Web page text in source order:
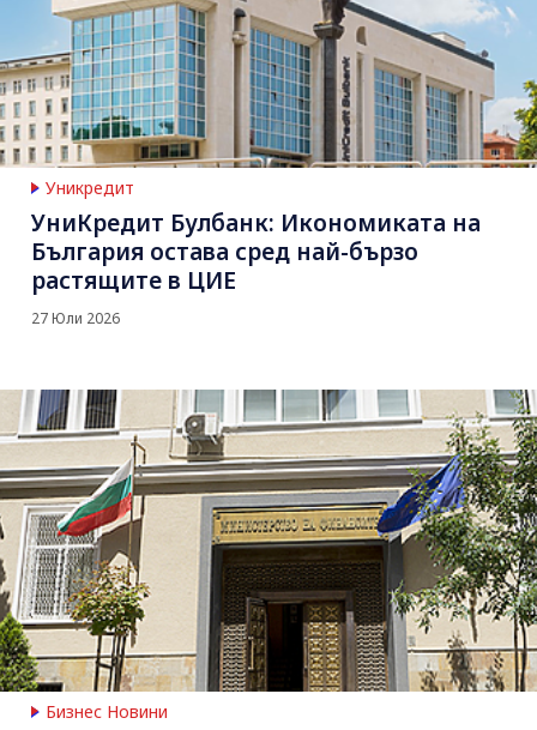
Уникредит
УниКредит Булбанк: Икономиката на
България остава сред най-бързо
растящите в ЦИЕ
27 Юли 2026
Бизнес Новини